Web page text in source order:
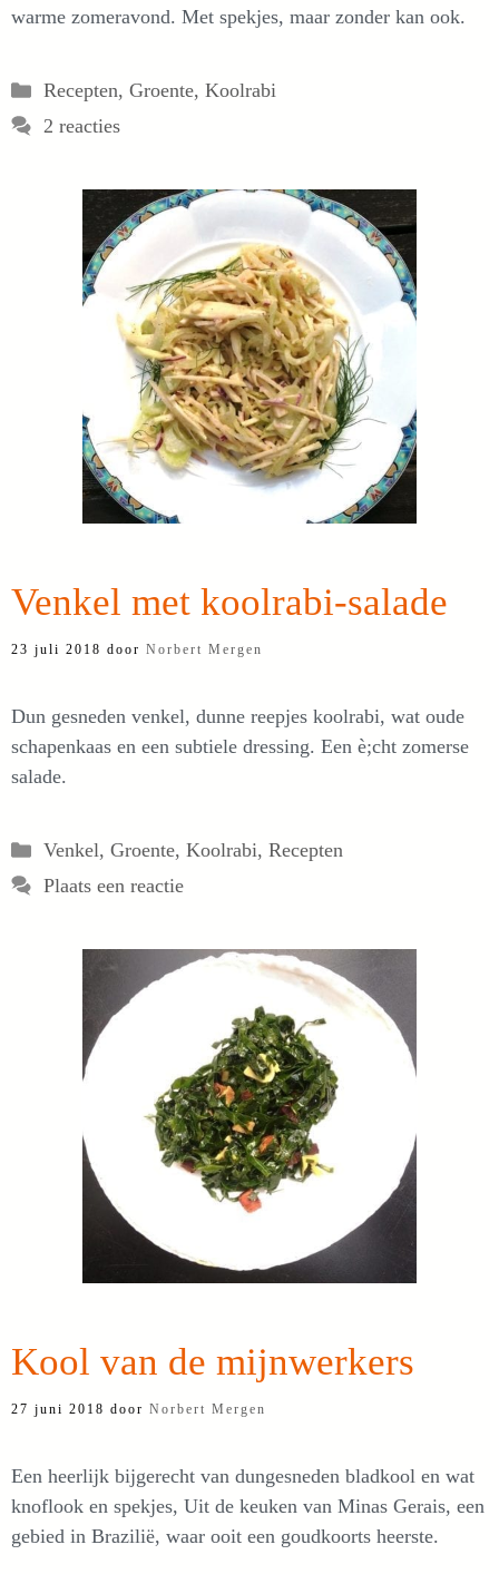
warme zomeravond. Met spekjes, maar zonder kan ook.
Categorieën
Recepten, Groente, Koolrabi
2 reacties
Venkel met koolrabi-salade
23 juli 2018 door Norbert Mergen
Dun gesneden venkel, dunne reepjes koolrabi, wat oude
schapenkaas en een subtiele dressing. Een è;cht zomerse
salade.
Categorieën
Venkel, Groente, Koolrabi, Recepten
Plaats een reactie
Kool van de mijnwerkers
27 juni 2018 door Norbert Mergen
Een heerlijk bijgerecht van dungesneden bladkool en wat
knoflook en spekjes, Uit de keuken van Minas Gerais, een
gebied in Brazilië, waar ooit een goudkoorts heerste.